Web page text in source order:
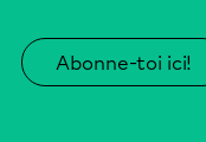
Abonne-toi ici!